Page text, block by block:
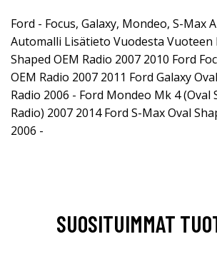
Ford - Focus, Galaxy, Mondeo, S-Max
Automalli Lisätieto Vuodesta Vuoteen
Shaped OEM Radio 2007 2010 Ford
OEM Radio 2007 2011 Ford Galaxy
Radio 2006 - Ford Mondeo Mk 4 (Oval
Radio) 2007 2014 Ford S-Max Oval
2006 -
SUOSITUIMMAT